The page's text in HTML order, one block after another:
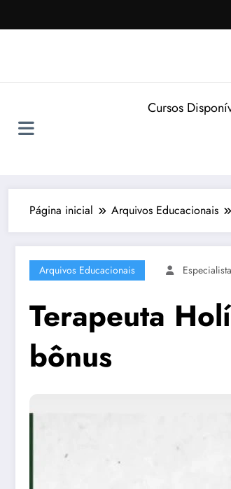
para
Cursos
Página inicial Arquivos Educacionais
Arquivos Educacionais
Terapeuta
bônus